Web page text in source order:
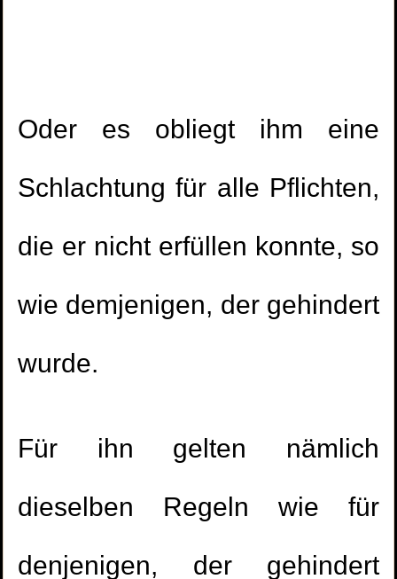
Oder es obliegt ihm eine
Schlachtung für alle Pflichten,
die er nicht erfüllen konnte, so
wie demjenigen, der gehindert
wurde.
Für ihn gelten nämlich
dieselben Regeln wie für
denjenigen, der gehindert